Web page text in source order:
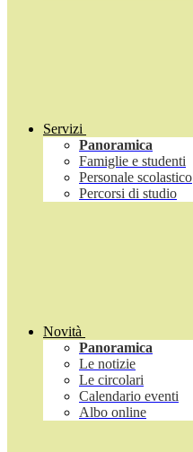
Servizi
Panoramica
Famiglie e studenti
Personale scolastico
Percorsi di studio
Novità
Panoramica
Le notizie
Le circolari
Calendario eventi
Albo online